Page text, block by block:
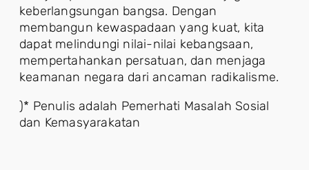
keberlangsungan bangsa. Dengan
membangun kewaspadaan yang kuat, kita
dapat melindungi nilai-nilai kebangsaan,
mempertahankan persatuan, dan menjaga
keamanan negara dari ancaman radikalisme.
)* Penulis adalah Pemerhati Masalah Sosial
dan Kemasyarakatan